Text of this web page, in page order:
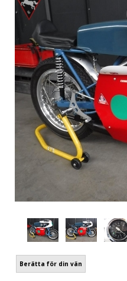
Berätta för din vän